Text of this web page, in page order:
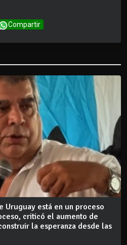
Compartir
Uruguay está en un proceso
criticó el aumento de
la esperanza desde las